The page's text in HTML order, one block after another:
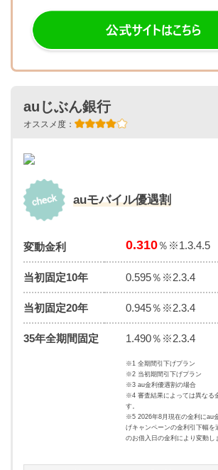
auじぶん銀行
オススメ度：
auモバイル優遇割
変動金利 0.310％※1.3.4.5
当初固定10年 0.595％※2.3.4
当初固定20年 0.945％※2.3.4
35年全期間固定 1.490％※2.3.4
※1 全期間引下げプラン
※2 当初期間引下げプラン
※3 au金利優遇割の場合
※4 審査結果によっては異なる
す。
※5 2026年8月現在の金利にau
げキャンペーンの金利引下幅を
のお借入日の金利により変動し